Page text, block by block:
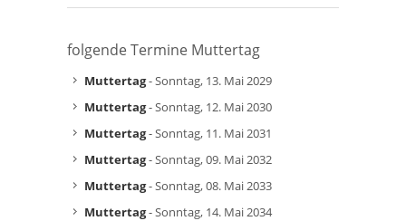
folgende Termine Muttertag
Muttertag- Sonntag, 13. Mai 2029
Muttertag- Sonntag, 12. Mai 2030
Muttertag- Sonntag, 11. Mai 2031
Muttertag- Sonntag, 09. Mai 2032
Muttertag- Sonntag, 08. Mai 2033
Muttertag- Sonntag, 14. Mai 2034